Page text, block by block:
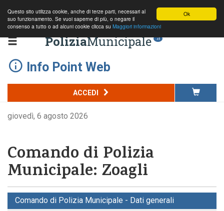
Ok
Questo sito utilizza cookie, anche di terze parti, necessari al
suo funzionamento. Se vuoi saperne di più, o negare il
consenso a tutto o ad alcuni cookie clicca su Maggiori informazioni
PoliziaMunicipale .it
Info Point Web
ACCEDI
giovedì, 6 agosto 2026
Comando di Polizia
Municipale: Zoagli
Comando di Polizia Municipale - Dati generali